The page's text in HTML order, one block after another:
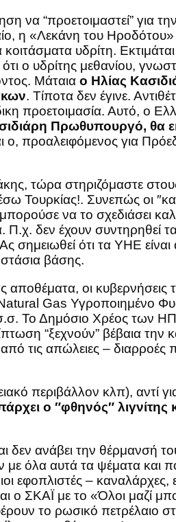
να “προετοιμαστεί” για
η «Λεκάνη του
υδρίτη.
ο υδρίτης μεθανίου,
Μάταια ο Ηλίας
. Τίποτα δεν έγινε.
προετοιμασία. Αυτό, ο
Πρωθυπουργό, θα
ο, προαλειφόμενος για
τώρα στηριζόμαστε
Τουρκίας!. Συνεπώς οι
να το σχεδιάσει
δεν έχουν συντηρηθεί
ότι τα ΥΗΕ
βάσης.
αποθέματα, οι
Gas Υγροποιημένο
Το Δημόσιο Χρέος των
“ξεχνούν” βέβαια
τις απώλειες –
περιβάλλον κλπ), αντί
ο ″φθηνός″ λιγνίτης
ανάβει την θέρμανσή
όλα αυτά τα ψέματα και
– καναλάρχες,
ΣΚΑΪ με το «Όλοι μαζί
το ρωσικό πετρέλαιο